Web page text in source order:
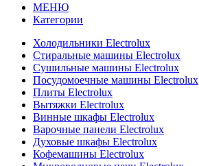
МЕНЮ
Категории
Холодильники Electrolux
Стиральные машины Electrolux
Сушильные машины Electrolux
Посудомоечные машины Electrolux
Плиты Electrolux
Вытяжки Electrolux
Винные шкафы Electrolux
Варочные панели Electrolux
Духовые шкафы Electrolux
Кофемашины Electrolux